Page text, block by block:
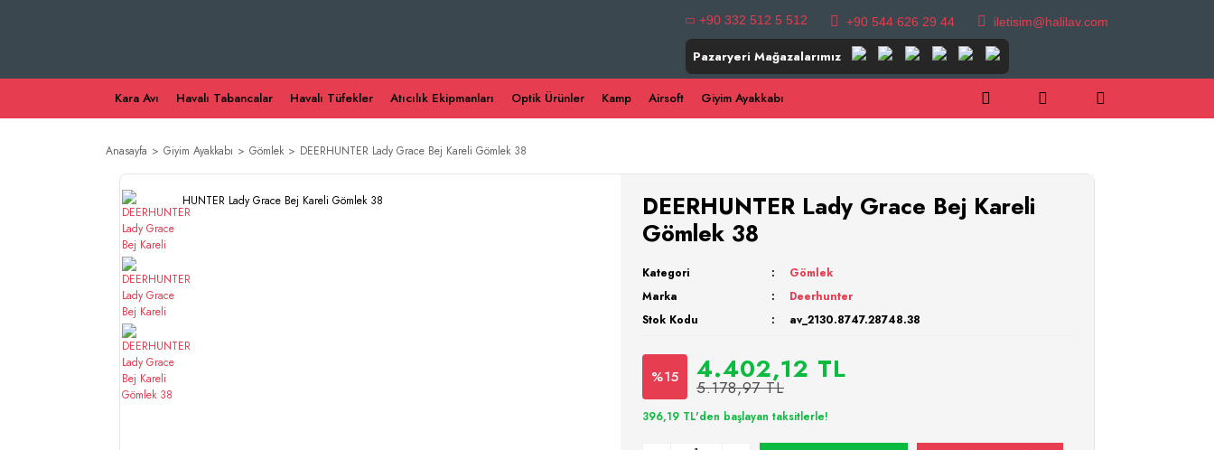
+90 332 512 5 512 +90 544 626 29 44 iletisim@halilav.com
Pazaryeri Mağazalarımız
Kara Avı Havalı Tabancalar Havalı Tüfekler Atıcılık Ekipmanları Optik Ürünler Kamp Airsoft Giyim Ayakkabı
Anasayfa Giyim Ayakkabı Gömlek DEERHUNTER Lady Grace Bej Kareli Gömlek 38
DEERHUNTER Lady Grace Bej Kareli
Gömlek 38
Kategori
Gömlek
Marka
Deerhunter
Stok Kodu
av_2130.8747.28748.38
%15 4.402,12 TL
5.178,97 TL
396,19 TL'den başlayan taksitlerle!